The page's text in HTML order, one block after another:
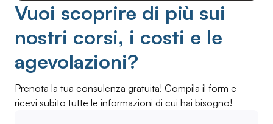
Vuoi scoprire di più sui
nostri corsi, i costi e le
agevolazioni?
Prenota la tua consulenza gratuita! Compila il form e
ricevi subito tutte le informazioni di cui hai bisogno!